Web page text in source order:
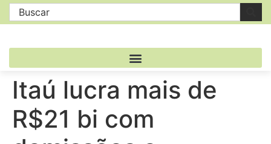
Itaú lucra mais de
R$21 bi com